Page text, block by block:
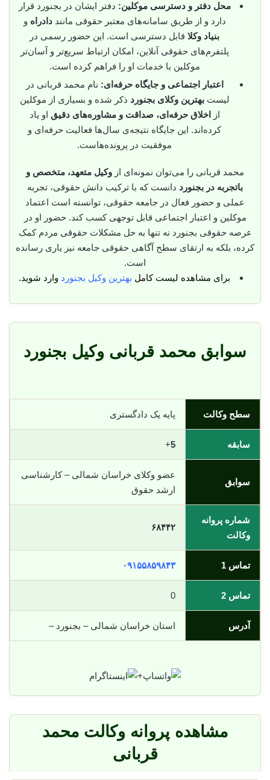
محل دفتر و دسترسی موکلین: دفتر ایشان در بجنورد قرار
دارد و از طریق سامانه‌های معتبر حقوقی ماننددادراه و
بنیاد وکلا قابل دسترسی است. این حضور رسمی در
پلتفرم‌های حقوقی آنلاین، امکان ارتباط سریع‌تر و آسان‌تر
موکلین با خدمات او را فراهم کرده است.
اعتبار اجتماعی و جایگاه حرفه‌ای: نام محمد قربانی در
لیستبهترین وکلای بجنورد ذکر شده و بسیاری از موکلین
از
اخلاق حرفه‌ای، صداقت و مشاوره‌های دقیق او یاد
کرده‌اند. این جایگاه نتیجه‌ی سال‌ها فعالیت حرفه‌ای و
موفقیت در پرونده‌هاست.
محمد قربانی را می‌توان نمونه‌ای از وکیل متعهد، متخصص و
باتجربه در بجنورد دانست که با ترکیب دانش حقوقی، تجربه
عملی و حضور فعال در جامعه حقوقی، توانسته است اعتماد
موکلین و اعتبار اجتماعی قابل توجهی کسب کند. حضور او در
عرصه حقوقی بجنورد نه تنها به حل مشکلات حقوقی مردم کمک
کرده، بلکه به ارتقای سطح آگاهی حقوقی جامعه نیز یاری رسانده
است.
برای مشاهده لیست کامل بهترین وکیل بجنورد وارد شوید.
سوابق محمد قربانی وکیل بجنورد
سطح وکالت پایه یک دادگستری
سابقه 5
+
سوابق
عضو وکلای خراسان شمالی – کارشناسی
ارشد حقوق
شماره پروانه
وکالت
۶۸۴۴۲
تماس 1 ۰۹۱۵۵۸۵۹۸۴۳
تماس 2 0
آدرس استان خراسان شمالی – بجنورد –
+
مشاهده پروانه وکالت محمد
قربانی